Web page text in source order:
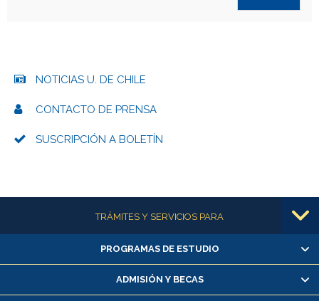
NOTICIAS U. DE CHILE
CONTACTO DE PRENSA
SUSCRIPCIÓN A BOLETÍN
Más informaciónTRÁMITES Y SERVICIOS PARA
Alumnas/os y exalumnas/os
Matrícula en línea
Inscripción y cambio de asignaturas
PROGRAMAS DE ESTUDIO
ADMISIÓN Y BECAS